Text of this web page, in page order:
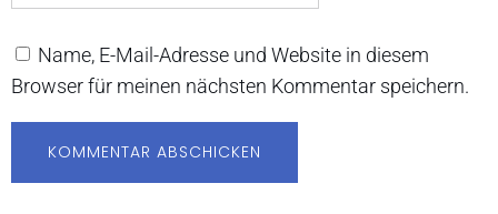
Name, E-Mail-Adresse und Website in diesem
Browser für meinen nächsten Kommentar speichern.